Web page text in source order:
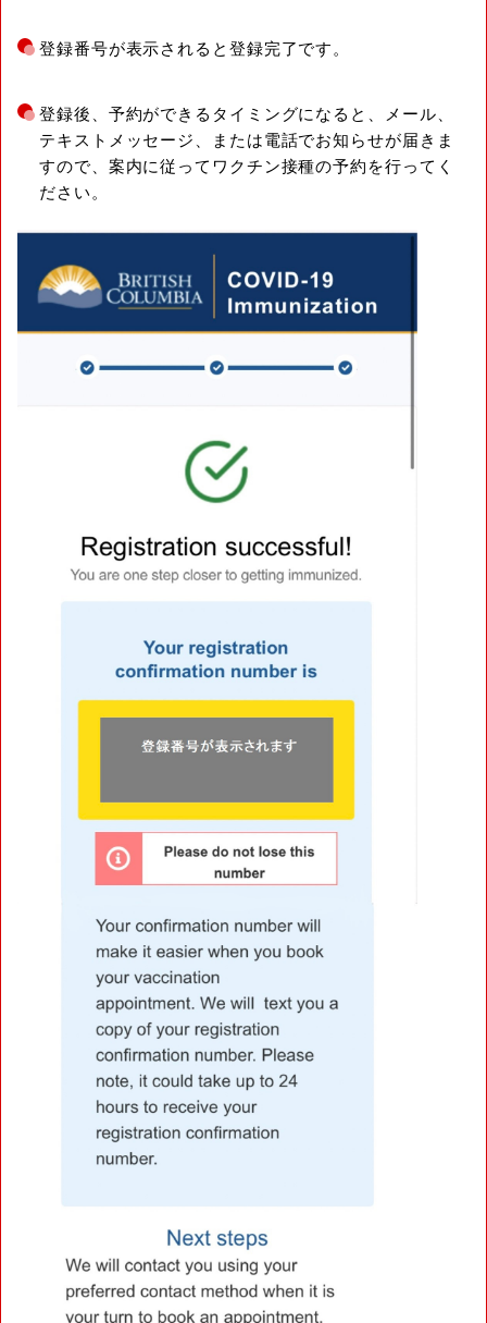
登録番号が表示されると登録完了です。
登録後、予約ができるタイミングになると、メール、
テキストメッセージ、または電話でお知らせが届きま
すので、案内に従ってワクチン接種の予約を行ってく
ださい。